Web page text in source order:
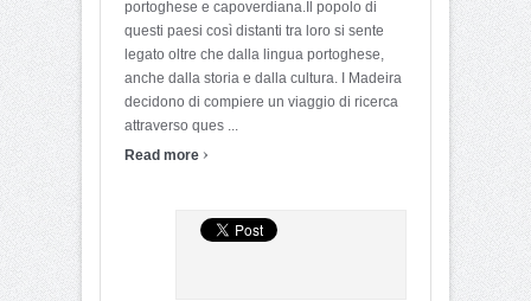
portoghese e capoverdiana.Il popolo di
questi paesi così distanti tra loro si sente
legato oltre che dalla lingua portoghese,
anche dalla storia e dalla cultura. I Madeira
decidono di compiere un viaggio di ricerca
attraverso ques ...
Read more ›